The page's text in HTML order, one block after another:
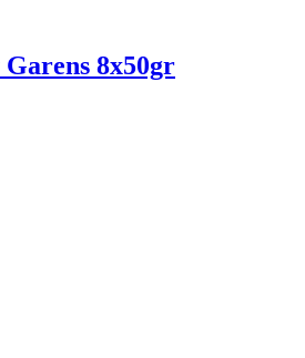
8x50gr